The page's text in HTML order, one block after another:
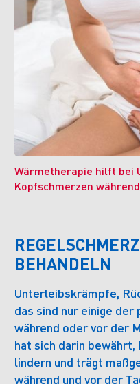
Wärmetherapie hilft bei
Kopfschmerzen
BEHANDELN
Unterleibskrämpfe,
das sind nur einige der
während oder vor der
hat sich darin
lindern und trägt
während und vor der